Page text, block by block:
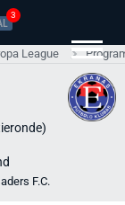
3
League
F.C.